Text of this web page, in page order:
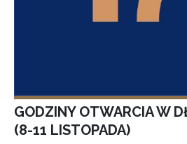
GODZINY OTWARCIA W
(8-11 LISTOPADA)